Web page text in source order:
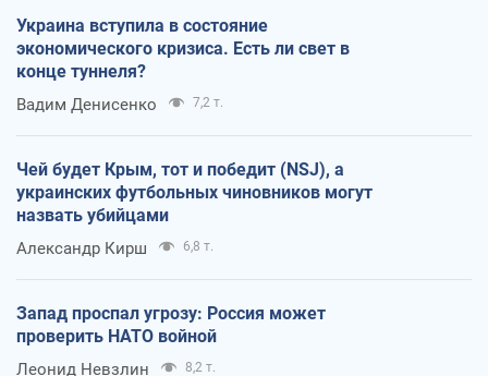
Украина вступила в состояние
экономического кризиса. Есть ли свет в
конце туннеля?
Вадим Денисенко 7,2 т.
Чей будет Крым, тот и победит (NSJ), а
украинских футбольных чиновников могут
назвать убийцами
Александр Кирш 6,8 т.
Запад проспал угрозу: Россия может
проверить НАТО войной
Леонид Невзлин 8,2 т.